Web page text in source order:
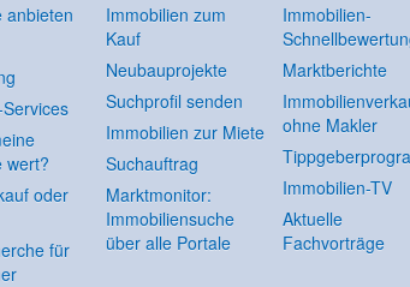
anbieten
wert?
oder
für
Immobilien zum
Kauf
Neubauprojekte
Suchprofil senden
Immobilien zur Miete
Suchauftrag
Marktmonitor:
Immobiliensuche
über alle Portale
Immobilien-
Marktberichte
ohne Makler
Immobilien-TV
Aktuelle
Fachvorträge